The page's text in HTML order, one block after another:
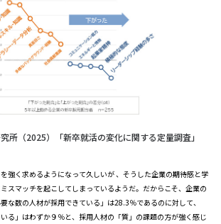
所（2025）「新卒就活の変化に関する定量調査」
強く求めるようになって久しいが 、そうした企業の期待感と学
スマッチを起こしてしまっているようだ。だからこそ、企業の
な数の人材が採用できている」は28.3％であるのに対して、
いる」はわずか９％と、採用人材の「質」の課題の方が強く感じ